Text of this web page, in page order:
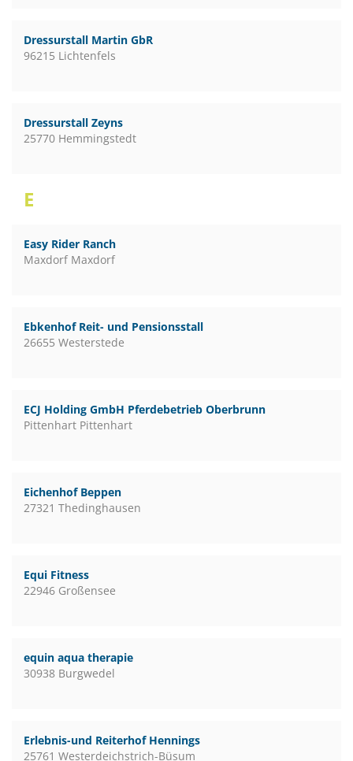
Dressurstall Martin GbR
96215 Lichtenfels
Dressurstall Zeyns
25770 Hemmingstedt
E
Easy Rider Ranch
Maxdorf Maxdorf
Ebkenhof Reit- und Pensionsstall
26655 Westerstede
ECJ Holding GmbH Pferdebetrieb Oberbrunn
Pittenhart Pittenhart
Eichenhof Beppen
27321 Thedinghausen
Equi Fitness
22946 Großensee
equin aqua therapie
30938 Burgwedel
Erlebnis-und Reiterhof Hennings
25761 Westerdeichstrich-Büsum